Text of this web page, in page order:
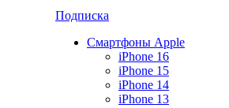
Подписка
Смартфоны Apple
iPhone 16
iPhone 15
iPhone 14
iPhone 13